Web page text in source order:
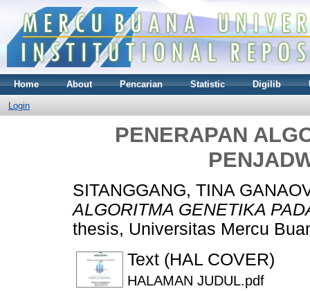
Home About Pencarian Statistic Digilib
Login
PENERAPAN
SITANGGANG, TINA
ALGORITMA GENETIKA
thesis, Universitas Mercu
Text (HAL COVER)
HALAMAN JUDUL.pdf